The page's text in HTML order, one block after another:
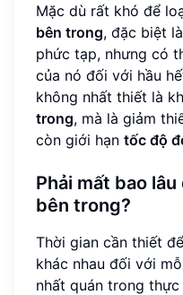
Mặc dù rất khó để
bên trong, đặc biệt
phức tạp, nhưng có
của nó đối với hầu
không nhất thiết là
trong, mà là giảm
còn giới hạn tốc độ
Phải mất bao
bên trong?
Thời gian cần thiết để
khác nhau đối với
nhất quán trong